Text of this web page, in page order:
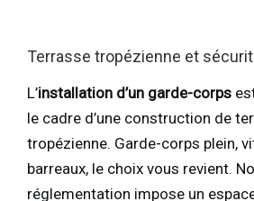
Terrasse tropézienne et
L’installation d’un garde-corps
le cadre d’une construction de
tropézienne. Garde-corps plein,
barreaux, le choix vous revient.
réglementation impose un